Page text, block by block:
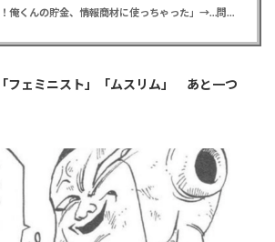
【悲報】彼女「ごめん！俺くんの貯金、情報商材に使っちゃった」→…問い詰めたらギャン泣きされたんだが俺が悪いのか？
フェミニスト」「ムスリム」 あと一つ